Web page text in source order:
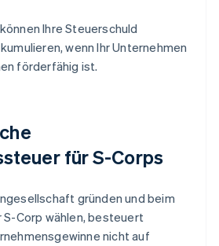
Ihre Steuerschuld
wenn Ihr Unternehmen
förderfähig ist.
für S-Corps
gründen und beim
S-Corp wählen, besteuert
nicht auf